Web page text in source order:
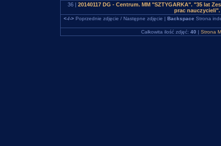
36 | 20140117 DG - Centrum. MM "SZTYGARKA". "35 lat
prac
<-/->Poprzednie zdjęcie / Następne zdjęcie | Backspace Strona
Całkowita ilość zdjęć: 40 | Strona